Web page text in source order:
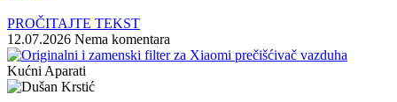
PROČITAJTE TEKST
12.07.2026 Nema komentara
Kućni Aparati